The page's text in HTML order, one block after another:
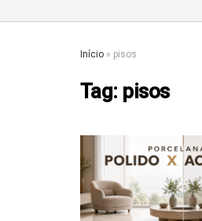
Início » pisos
Tag: pisos